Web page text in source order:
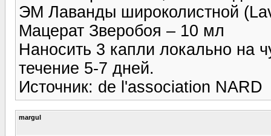
ЭМ Лаванды широколистной
Мацерат Зверобоя – 10 мл
Наносить 3 капли локально на
течение 5-7 дней.
Источник: de l'association NARD
margul